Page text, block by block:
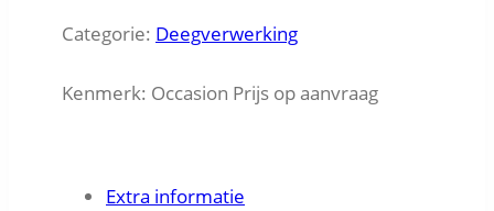
Categorie: Deegverwerking
Kenmerk: Occasion Prijs op aanvraag
Extra informatie